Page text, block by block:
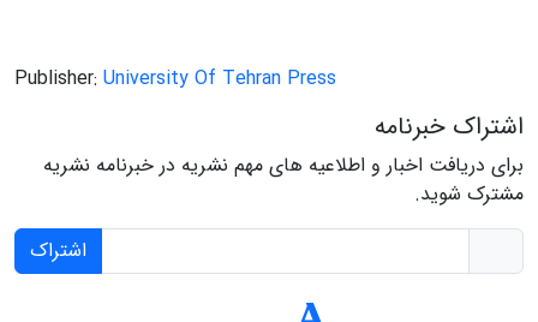
Publisher: University Of Tehran Press
اشتراک خبرنامه
برای دریافت اخبار و اطلاعیه های مهم نشریه در خبرنامه نشریه
مشترک شوید.
اشتراک